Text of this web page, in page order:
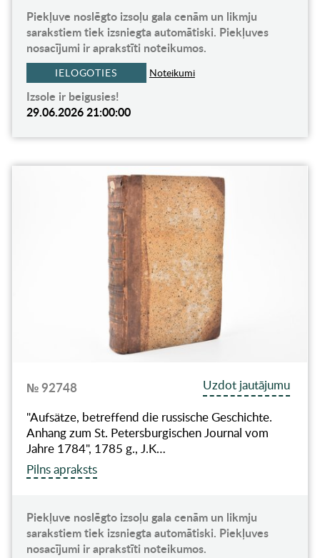
Piekļuve noslēgto izsoļu gala cenām un likmju
sarakstiem tiek izsniegta automātiski. Piekļuves
nosacījumi ir aprakstīti noteikumos.
IELOGOTIES Noteikumi
Izsole ir beigusies!
29.06.2026 21:00:00
№ 92748
Uzdot jautājumu
"Aufsätze, betreffend die russische Geschichte.
Anhang zum St. Petersburgischen Journal vom
Jahre 1784", 1785 g., J.K…
Pilns apraksts
Piekļuve noslēgto izsoļu gala cenām un likmju
sarakstiem tiek izsniegta automātiski. Piekļuves
nosacījumi ir aprakstīti noteikumos.